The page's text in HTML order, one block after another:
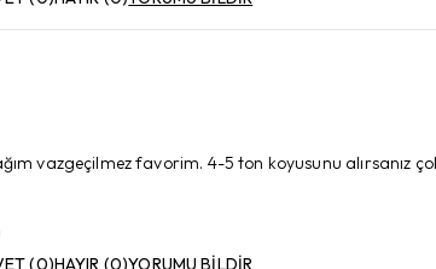
vazgeçilmez favorim. 4-5 ton koyusunu alırsanız
(0)HAYIR (0)YORUMU BİLDİR